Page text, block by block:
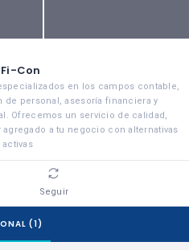
Con
en los campos contable,
personal, asesoría financiera y
Ofrecemos un servicio de calidad,
a tu negocio con alternativas
activas
Seguir
(1)